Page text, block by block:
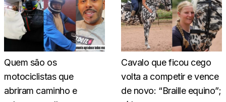
Quem são os
motociclistas que
abriram caminho e
Cavalo que ficou cego
volta a competir e vence
de novo: “Braille equino”;